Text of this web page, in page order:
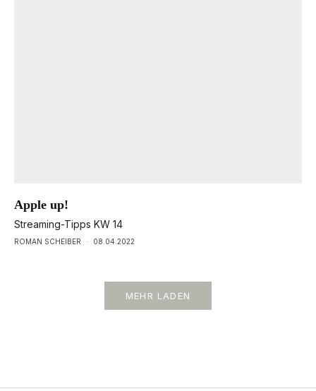
Apple up!
Streaming-Tipps KW 14
ROMAN SCHEIBER · 08.04.2022
MEHR LADEN